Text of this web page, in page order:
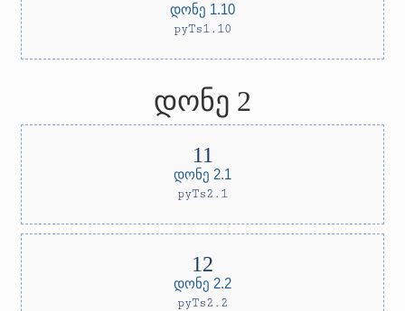
დონე 1.10
pyTs1.10
დონე 2
დონე 2.1
pyTs2.1
დონე 2.2
pyTs2.2